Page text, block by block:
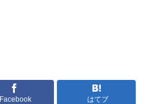
Facebook はてブ